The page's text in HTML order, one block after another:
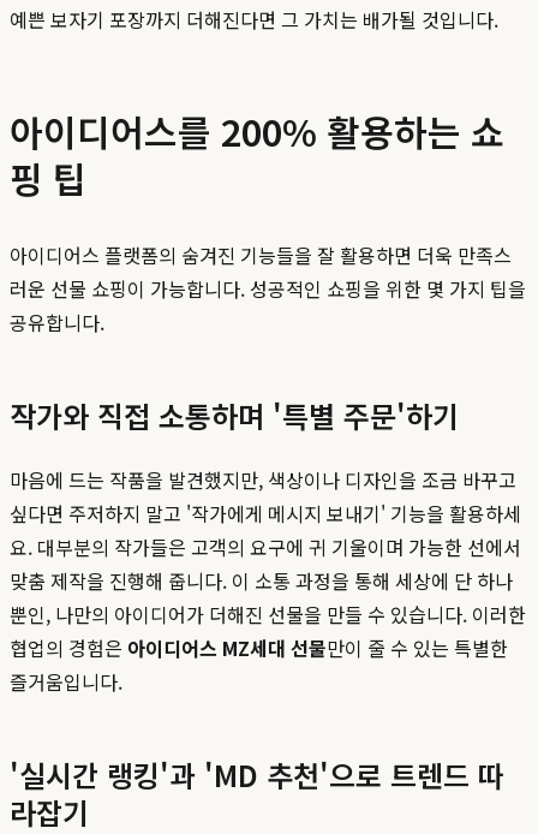
예쁜 보자기 포장까지 더해진다면 그 가치는 배가될 것입니다.
아이디어스를 200% 활용하는 쇼
핑 팁
아이디어스 플랫폼의 숨겨진 기능들을 잘 활용하면 더욱 만족스
러운 선물 쇼핑이 가능합니다. 성공적인 쇼핑을 위한 몇 가지 팁을
공유합니다.
작가와 직접 소통하며 '특별 주문'하기
마음에 드는 작품을 발견했지만, 색상이나 디자인을 조금 바꾸고
싶다면 주저하지 말고 '작가에게 메시지 보내기' 기능을 활용하세
요. 대부분의 작가들은 고객의 요구에 귀 기울이며 가능한 선에서
맞춤 제작을 진행해 줍니다. 이 소통 과정을 통해 세상에 단 하나
뿐인, 나만의 아이디어가 더해진 선물을 만들 수 있습니다. 이러한
협업의 경험은 아이디어스 MZ세대 선물만이 줄 수 있는 특별한
즐거움입니다.
'실시간 랭킹'과 'MD 추천'으로 트렌드 따
라잡기